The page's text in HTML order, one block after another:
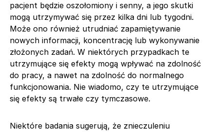
pacjent będzie oszołomiony i senny, a jego skutki
mogą utrzymywać się przez kilka dni lub tygodni.
Może ono również utrudniać zapamiętywanie
nowych informacji, koncentrację lub wykonywanie
złożonych zadań. W niektórych przypadkach te
utrzymujące się efekty mogą wpływać na zdolność
do pracy, a nawet na zdolność do normalnego
funkcjonowania. Nie wiadomo, czy te utrzymujące
się efekty są trwałe czy tymczasowe.
Niektóre badania sugerują, że znieczuleniu